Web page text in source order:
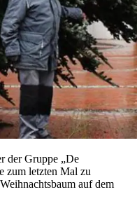
der Gruppe „De
zum letzten Mal zu
auf dem